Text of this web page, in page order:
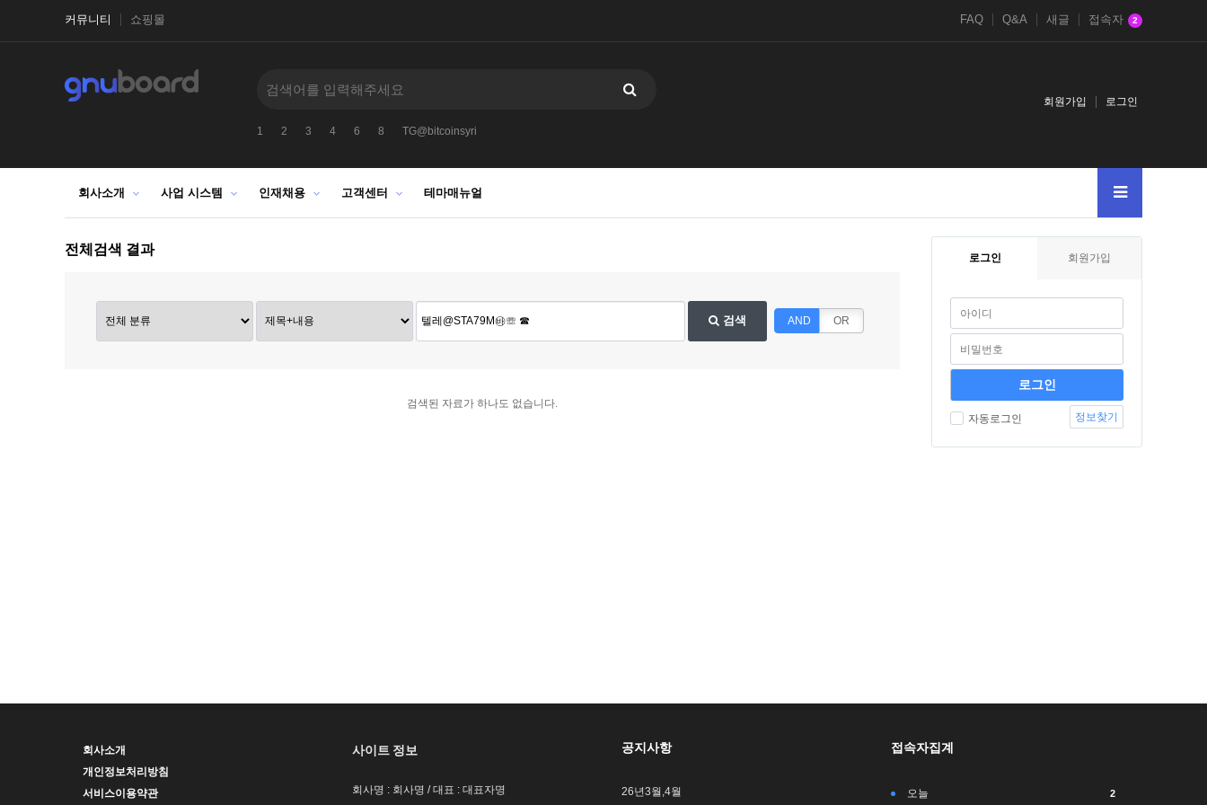
커뮤니티 쇼핑몰 FAQ Q&A 새글 접속자 2
1 2 3 4 6 8 TG@bitcoinsyri
회원가입 로그인
회사소개 사업 시스템 인재채용 고객센터 테마매뉴얼
전체검색 결과
검색 AND OR
검색된 자료가 하나도 없습니다.
로그인 회원가입
자동로그인 정보찾기
회사소개
개인정보처리방침
서비스이용약관
사이트 정보
회사명 : 회사명 / 대표 : 대표자명
공지사항
26년3월,4월
접속자집계
오늘 2